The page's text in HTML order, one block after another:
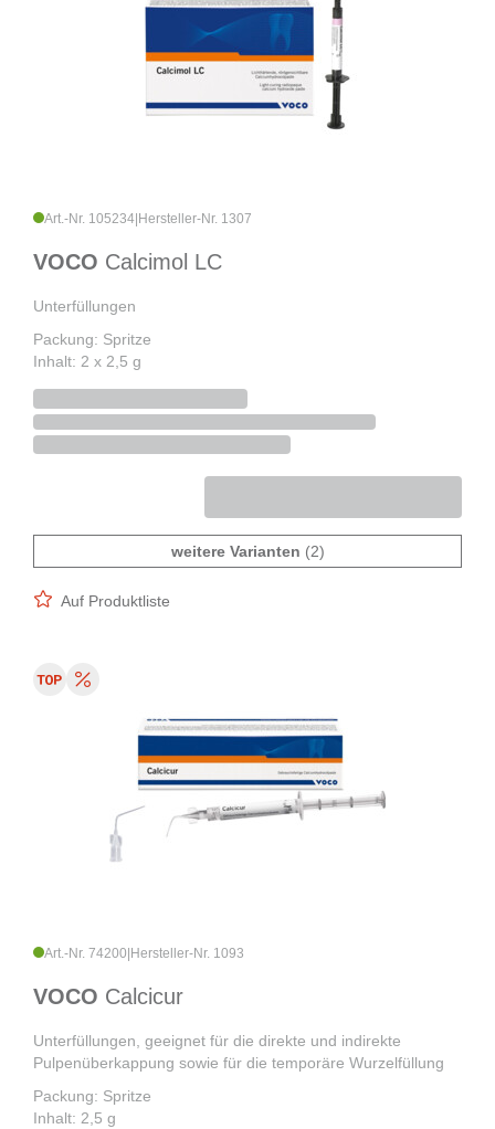
Art.-Nr. 105234 Hersteller-Nr. 1307
VOCO Calcimol LC
Unterfüllungen
Packung: Spritze
Inhalt: 2 x 2,5 g
weitere Varianten (2)
Auf Produktliste
Art.-Nr. 74200 Hersteller-Nr. 1093
VOCO Calcicur
Unterfüllungen, geeignet für die direkte und indirekte
Pulpenüberkappung sowie für die temporäre Wurzelfüllung
Packung: Spritze
Inhalt: 2,5 g